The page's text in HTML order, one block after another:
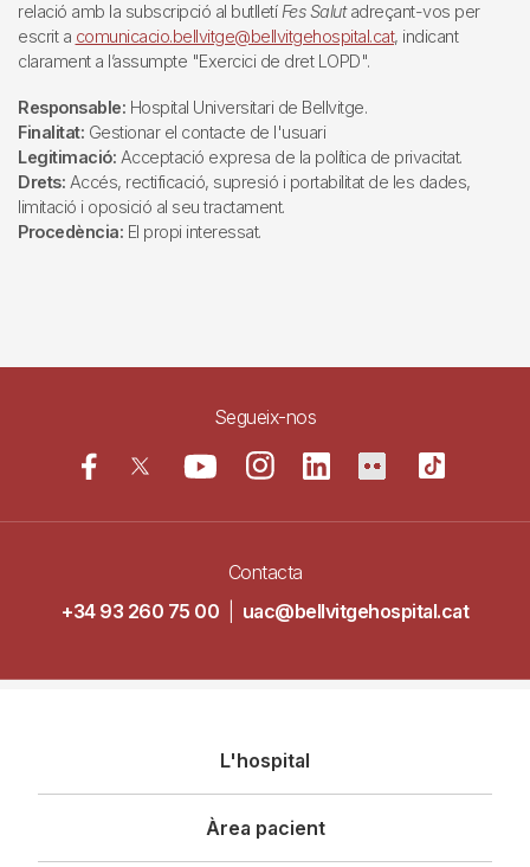
relació amb la subscripció al butlletí Fes Salutadreçant-vos per
escrit a comunicacio.bellvitge@bellvitgehospital.cat, indicant
clarament a l’assumpte "Exercici de dret LOPD".
Responsable: Hospital Universitari de Bellvitge.
Finalitat: Gestionar el contacte de l'usuari
Legitimació: Acceptació expresa de la política de privacitat.
Drets: Accés, rectificació, supresió i portabilitat de les dades,
limitació i oposició al seu tractament.
Procedència: El propi interessat.
Segueix-nos
Contacta
+34 93 260 75 00
uac@bellvitgehospital.cat
principal
L'hospital
Àrea pacient